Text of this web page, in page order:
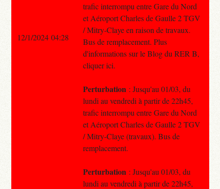
trafic interrompu entre Gare du Nord
et Aéroport Charles de Gaulle 2 TGV
/ Mitry-Claye en raison de travaux.
Bus de remplacement. Plus
d'informations sur le Blog du RER B,
cliquer ici.
Perturbation : Jusqu'au 01/03, du
lundi au vendredi à partir de 22h45,
trafic interrompu entre Gare du Nord
et Aéroport Charles de Gaulle 2 TGV
/ Mitry-Claye (travaux). Bus de
remplacement.
Perturbation : Jusqu'au 01/03, du
lundi au vendredi à partir de 22h45,
12/1/2024 04:28